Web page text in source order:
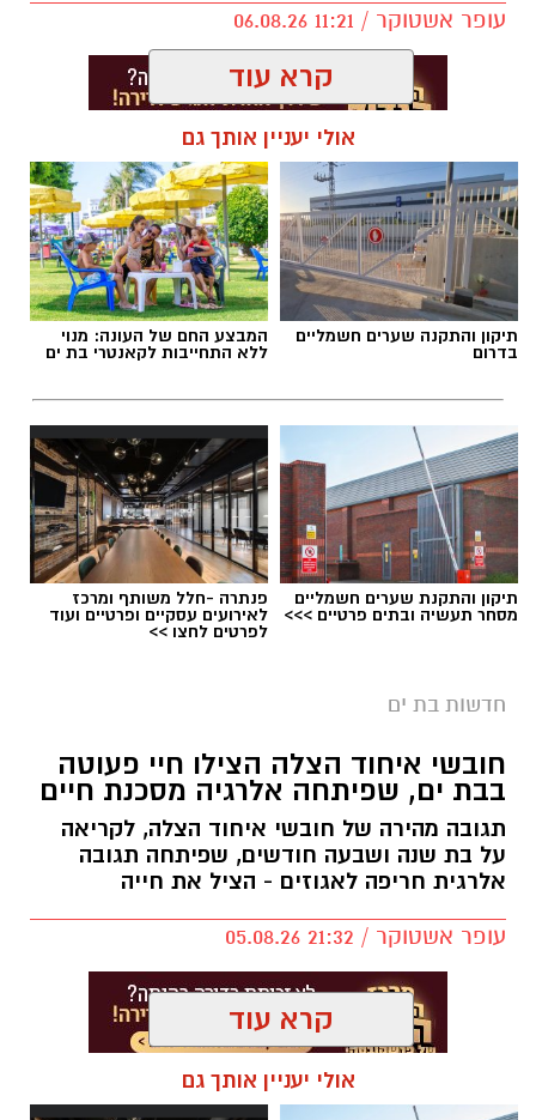
עופר אשטוקר / 11:21 06.08.26
תגים:חנייה בבת ים
אילוסטרציה חניה בתשלום בבת ים
אזורי החנייה החדש החל מינואר 2027.
לפי התוכנית, העיר תחולק למספר אזורי חנייה,
כאשר תושבים יוכלו לחנות ללא תשלום רק באזור
המגורים שלהם. חנייה בשאר חלקי העיר עלולה
להיות כרוכה בתשלום.
בממשלה מסבירים כי מטרת המהלך היא לעודד
שימוש בתחבורה ציבורית ולהפחית את העומס
בכבישים, אולם נהגים רבים טוענים כי ללא שיפור
משמעותי בשירותי התחבורה הציבורית, מדובר
בעיקר בהכבדה כלכלית נוספת על הציבור.
קרא עוד
אולי יעניין אותך גם
תיקון והתקנה שערים חשמליים
בדרום
המבצע החם של העונה: מנוי
ללא התחייבות לקאנטרי בת ים
תיקון והתקנת שערים חשמליים
מסחר תעשיה ובתים פרטיים >>>
פנתרה -חלל משותף ומרכז
לאירועים עסקיים ופרטיים ועוד
לפרטים לחצו >>
חדשות בת ים
חובשי איחוד הצלה הצילו חיי פעוטה
בבת ים, שפיתחה אלרגיה מסכנת חיים
תגובה מהירה של חובשי איחוד הצלה, לקריאה
על בת שנה ושבעה חודשים, שפיתחה תגובה
אלרגית חריפה לאגוזים - הציל את חייה
עופר אשטוקר / 21:32 05.08.26
קרא עוד
אולי יעניין אותך גם